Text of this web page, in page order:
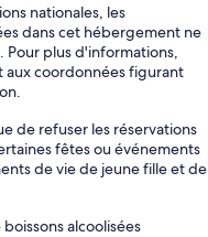
nationales, les
dans cet hébergement ne
Pour plus d'informations,
coordonnées figurant
de refuser les réservations
fêtes ou événements
de vie de jeune fille et de
alcoolisées